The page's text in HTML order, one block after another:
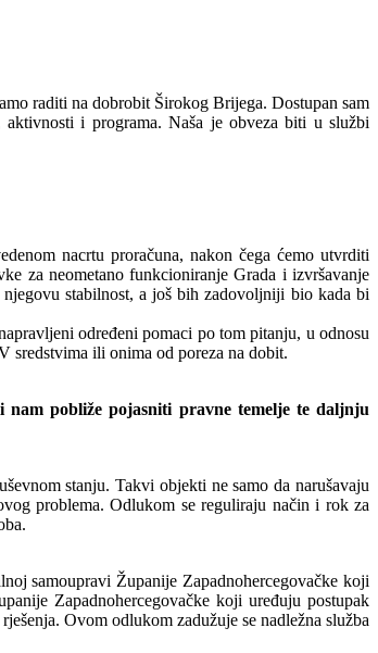
raditi na dobrobit Širokog Brijega. Dostupan sam
i programa. Naša je obveza biti u službi
nacrtu proračuna, nakon čega ćemo utvrditi
za neometano funkcioniranje Grada i izvršavanje
stabilnost, a još bih zadovoljniji bio kada bi
određeni pomaci po tom pitanju, u odnosu
sredstvima ili onima od poreza na dobit.
pobliže pojasniti pravne temelje te daljnju
stanju. Takvi objekti ne samo da narušavaju
problema. Odlukom se reguliraju način i rok za
samoupravi Županije Zapadnohercegovačke koji
Zapadnohercegovačke koji uređuju postupak
Ovom odlukom zadužuje se nadležna služba